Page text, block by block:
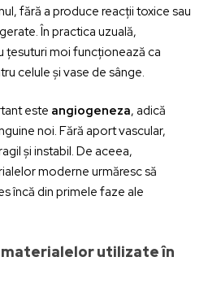
fără a produce reacții toxice sau
În practica uzuală,
țesuturi moi funcționează ca
celule și vase de sânge.
este angiogeneza, adică
noi. Fără aport vascular,
și instabil. De aceea,
moderne urmăresc să
încă din primele faze ale
utilizate în